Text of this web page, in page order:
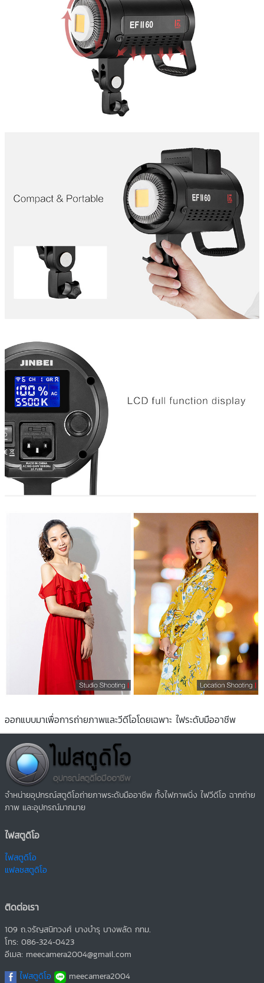
ออกแบบมาเพื่อการถ่ายภาพและวีดีโอโดยเฉพาะ ไฟระดับมืออาชีพ
จำหน่ายอุปกรณ์สตูดิโอถ่ายภาพระดับมืออาชีพ ทั้งไฟภาพนิ่ง ไฟวีดีโอ ฉากถ่าย
ภาพ และอุปกรณ์มากมาย
ไฟสตูดิโอ
ไฟสตูดิโอ
แฟลชสตูดิโอ
ติดต่อเรา
109 ถ.จรัญสนิทวงศ์ บางบำรุ บางพลัด กทม.
โทร: 086-324-0423
อีเมล: meecamera2004@gmail.com
ไฟสตูดิโอ
meecamera2004